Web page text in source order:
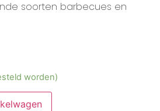
soorten barbecues en
worden)